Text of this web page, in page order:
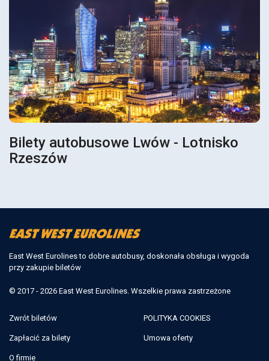
Bilety autobusowe Lwów - Lotnisko
Rzeszów
East West Eurolines to dobre autobusy, doskonała obsługa i wygoda
przy zakupie biletów
© 2017 - 2026 East West Eurolines. Wszelkie prawa zastrzeżone
Zwrót biletów
Zapłacić za bilety
O firmie
POLITYKA COOKIES
Umowa oferty